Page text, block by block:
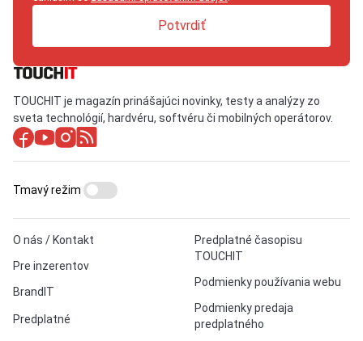
Potvrdiť
TOUCHIT je magazín prinášajúci novinky, testy a analýzy zo
sveta technológií, hardvéru, softvéru či mobilných operátorov.
O nás / Kontakt
Pre inzerentov
BrandIT
Predplatné
Predplatné časopisu
TOUCHIT
Podmienky používania webu
Podmienky predaja
predplatného
Tmavý režim